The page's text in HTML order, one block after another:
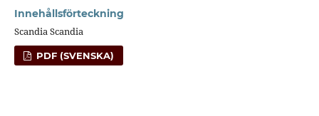
Innehållsförteckning
Scandia Scandia
PDF (SVENSKA)